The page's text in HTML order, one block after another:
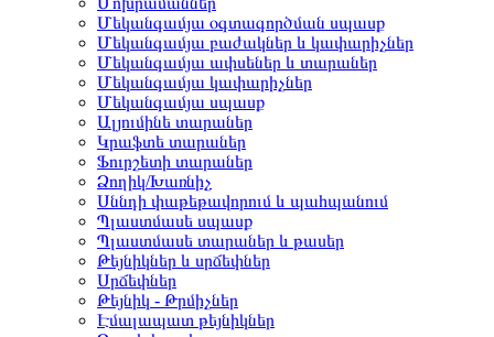
Մեկանգամյա օգտագործման սպասք
Մեկանգամյա բաժակներ և կափարիչներ
Մեկանգամյա ափսեներ և տարաներ
Մեկանգամյա կափարիչներ
Մեկանգամյա սպասք
Ալյումինե տարաներ
Կրաֆտե տարաներ
Ֆուրշետի տարաներ
Ձողիկ/Խառնիչ
Սննդի փաթեթավորում և պահպանում
Պլաստմասե սպասք
Պլաստմասե տարաներ և թասեր
Թեյնիկներ և սրճեփներ
Սրճեփներ
Թեյնիկ - Թրմիչներ
Էմալապատ թեյնիկներ